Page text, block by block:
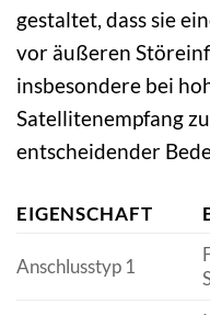
gestaltet, dass sie
vor äußeren
insbesondere bei
Satellitenempfang
entscheidender
EIGENSCHAFT
Anschlusstyp 1